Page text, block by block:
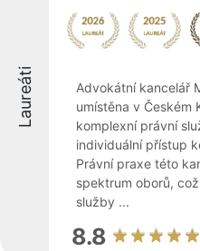
Laureáti
Advokátní kancelář
umístěna v Českém
komplexní právní
individuální přístup
Právní praxe této
spektrum oborů,
služby ...
8.8